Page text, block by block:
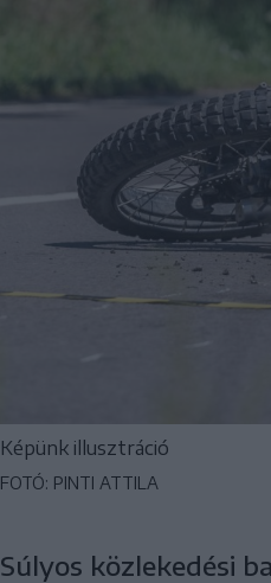
Képünk illusztráció
FOTÓ: PINTI ATTILA
Súlyos közlekedési